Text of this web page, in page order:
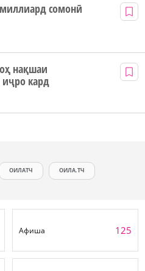
сомонӣ
нақшаи
кард
ОИЛАТЧ ОИЛА.ТЧ
Афиша 125